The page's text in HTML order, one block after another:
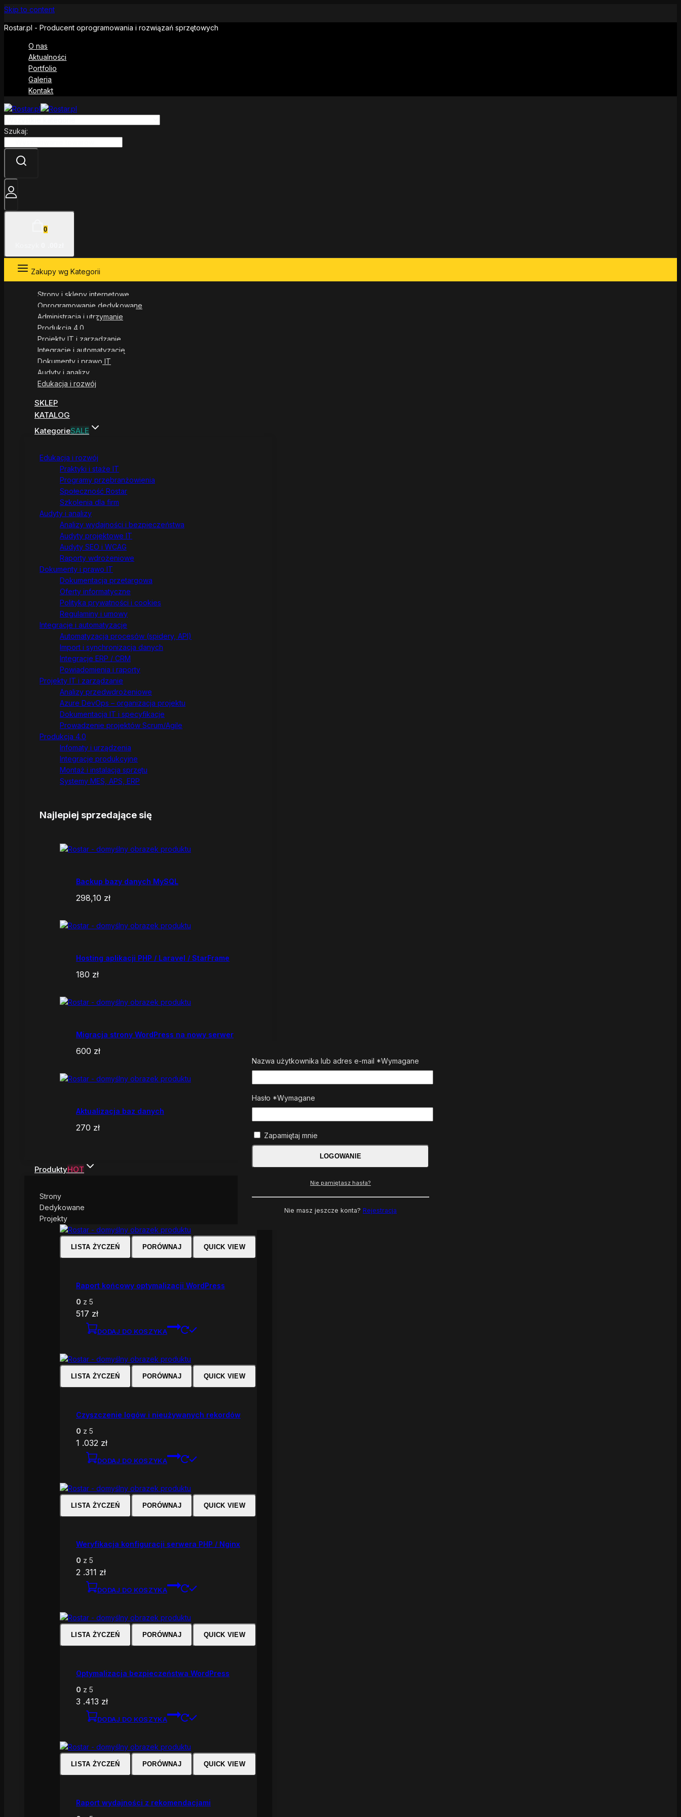
Skip to content
Rostar.pl - Producent oprogramowania i rozwiązań sprzętowych
O nas
Aktualności
Portfolio
Galeria
Kontakt
Szukaj:
0
Zakupy wg Kategorii
Strony i sklepy internetowe
Oprogramowanie dedykowane
Administracja i utrzymanie
Produkcja 4.0
Projekty IT i zarządzanie
Integracje i automatyzacje
Dokumenty i prawo IT
Audyty i analizy
Edukacja i rozwój
SKLEP
KATALOG
KategorieSALE
Edukacja i rozwój
Praktyki i staże IT
Programy przebranżowienia
Społeczność Rostar
Szkolenia dla firm
Audyty i analizy
Analizy wydajności i bezpieczeństwa
Audyty projektowe IT
Audyty SEO i WCAG
Raporty wdrożeniowe
Dokumenty i prawo IT
Dokumentacja przetargowa
Oferty informatyczne
Polityka prywatności i cookies
Regulaminy i umowy
Integracje i automatyzacje
Automatyzacja procesów (spidery, API)
Import i synchronizacja danych
Integracje ERP / CRM
Powiadomienia i raporty
Projekty IT i zarządzanie
Analizy przedwdrożeniowe
Azure DevOps – organizacja projektu
Dokumentacja IT i specyfikacje
Prowadzenie projektów Scrum/Agile
Produkcja 4.0
Infomaty i urządzenia
Integracje produkcyjne
Montaż i instalacja sprzętu
Systemy MES, APS, ERP
Najlepiej sprzedające się
Backup bazy danych MySQL
298,10 zł
Hosting aplikacji PHP / Laravel / StarFrame
180 zł
Migracja strony WordPress na nowy serwer
600 zł
Aktualizacja baz danych
270 zł
ProduktyHOT
Strony
Dedykowane
Projekty
LISTA ŻYCZEŃ PORÓWNAJ QUICK VIEW
Raport końcowy optymalizacji WordPress
0 z 5
517 zł
DODAJ DO KOSZYKA
LISTA ŻYCZEŃ PORÓWNAJ QUICK VIEW
Czyszczenie logów i nieużywanych rekordów
0 z 5
1 .032 zł
DODAJ DO KOSZYKA
LISTA ŻYCZEŃ PORÓWNAJ QUICK VIEW
Weryfikacja konfiguracji serwera PHP / Nginx
0 z 5
2 .311 zł
DODAJ DO KOSZYKA
LISTA ŻYCZEŃ PORÓWNAJ QUICK VIEW
Optymalizacja bezpieczeństwa WordPress
0 z 5
3 .413 zł
DODAJ DO KOSZYKA
LISTA ŻYCZEŃ PORÓWNAJ QUICK VIEW
Raport wydajności z rekomendacjami
Nazwa użytkownika lub adres e-mail *Wymagane
Hasło *Wymagane
Zapamiętaj mnie
LOGOWANIE
Nie pamiętasz hasła?
Nie masz jeszcze konta? Rejestracja